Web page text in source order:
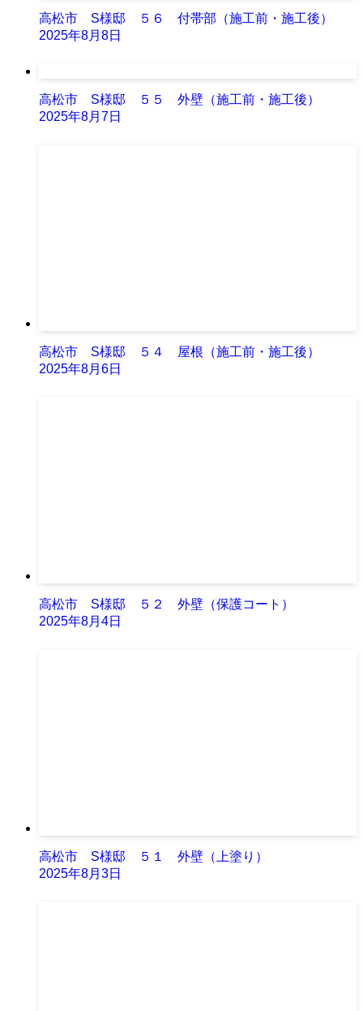
高松市 S様邸 ５６ 付帯部（施工前・施工後）
2025年8月8日
高松市 S様邸 ５５ 外壁（施工前・施工後）
2025年8月7日
高松市 S様邸 ５４ 屋根（施工前・施工後）
2025年8月6日
高松市 S様邸 ５２ 外壁（保護コート）
2025年8月4日
高松市 S様邸 ５１ 外壁（上塗り）
2025年8月3日